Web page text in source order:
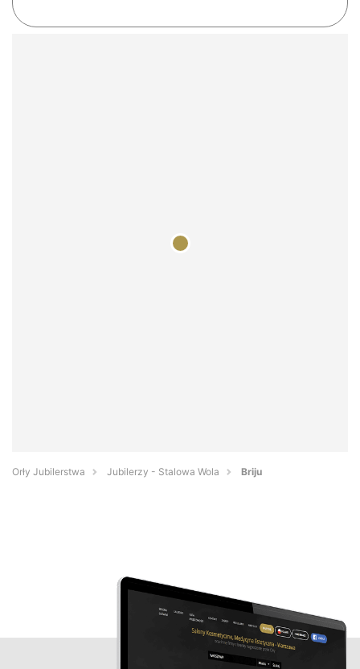
Orły Jubilerstwa Jubilerzy - Stalowa Wola Briju